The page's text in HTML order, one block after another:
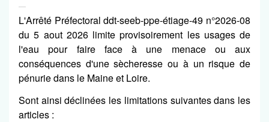
L'Arrêté Préfectoral ddt-seeb-ppe-étiage-49 n°2026-08
du 5 aout 2026 limite provisoirement les usages de
l'eau pour faire face à une menace ou aux
conséquences d'une sècheresse ou à un risque de
pénurie dans le Maine et Loire.
Sont ainsi déclinées les limitations suivantes dans les
articles :